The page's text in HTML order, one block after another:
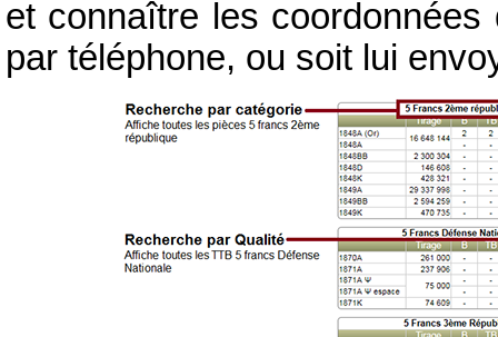
et connaître les
par téléphone, ou soit lui